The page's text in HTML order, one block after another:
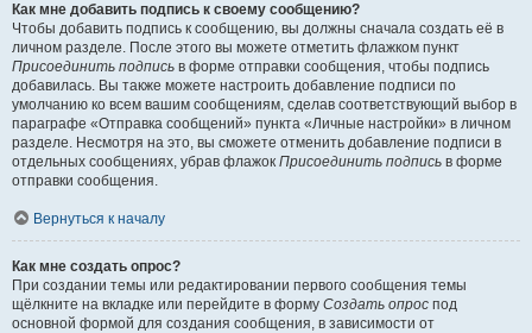
Как мне добавить подпись к своему сообщению?
Чтобы добавить подпись к сообщению, вы должны сначала создать её в
личном разделе. После этого вы можете отметить флажком пункт
Присоединить подпись в форме отправки сообщения, чтобы подпись
добавилась. Вы также можете настроить добавление подписи по
умолчанию ко всем вашим сообщениям, сделав соответствующий выбор в
параграфе «Отправка сообщений» пункта «Личные настройки» в личном
разделе. Несмотря на это, вы сможете отменить добавление подписи в
отдельных сообщениях, убрав флажок Присоединить подпись в форме
отправки сообщения.
Вернуться к началу
Как мне создать опрос?
При создании темы или редактировании первого сообщения темы
щёлкните на вкладке или перейдите в форму Создать опрос под
основной формой для создания сообщения, в зависимости от